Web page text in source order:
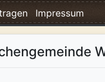
Impressum